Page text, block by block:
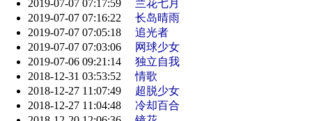
2019-07-07 07:17:59
兰花七月
2019-07-07 07:16:22
长岛晴雨
2019-07-07 07:05:18
追光者
2019-07-07 07:03:06
网球少女
2019-07-06 09:21:14
独立自我
2018-12-31 03:53:52
情歌
2018-12-27 11:07:49
超脱少女
2018-12-27 11:04:48
冷却百合